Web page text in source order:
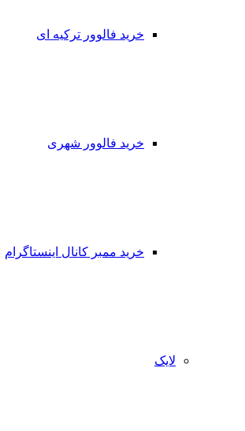
خرید فالوور ترکیه ای
خرید فالوور شهری
خرید ممبر کانال اینستاگرام
لایک